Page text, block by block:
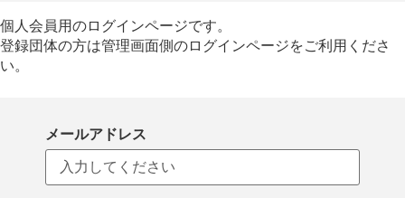
個人会員用のログインページです。
登録団体の方は管理画面側のログインページをご利用くださ
い。
メールアドレス